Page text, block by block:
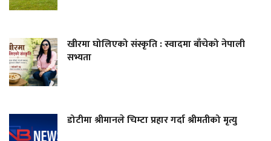
खीरमा घोलिएको संस्कृति : स्वादमा बाँचेको नेपाली
सभ्यता
डोटीमा श्रीमानले चिम्टा प्रहार गर्दा श्रीमतीको मृत्यु